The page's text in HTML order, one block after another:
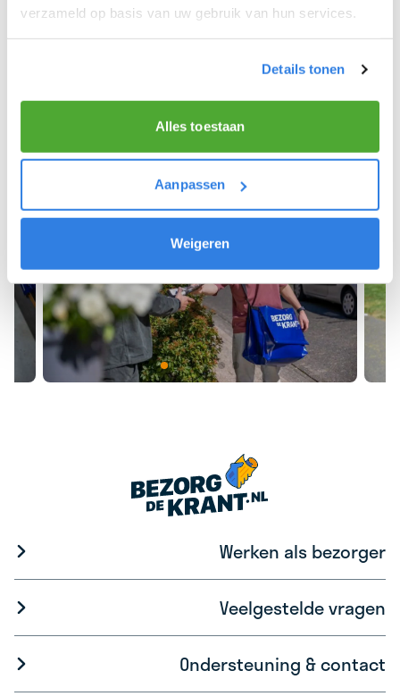
verzameld op basis van uw gebruik van hun services.
Details tonen
Alles toestaan
Aanpassen
Weigeren
Meld je aan als krantenbezorger!
Werken als bezorger
Veelgestelde vragen
Ondersteuning & contact